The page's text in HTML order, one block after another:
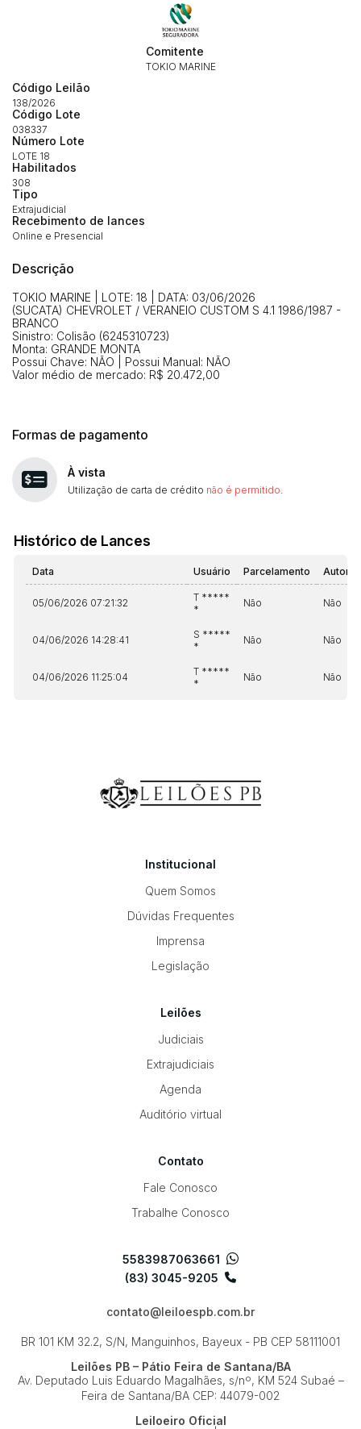
Comitente
TOKIO MARINE
Código Leilão
138/2026
Código Lote
038337
Número Lote
LOTE 18
Habilitados
308
Tipo
Extrajudicial
Recebimento de lances
Online e Presencial
Descrição
TOKIO MARINE | LOTE: 18 | DATA: 03/06/2026
(SUCATA) CHEVROLET / VERANEIO CUSTOM S 4.1 1986/1987 -
BRANCO
Sinistro: Colisão (6245310723)
Monta: GRANDE MONTA
Possui Chave: NÃO | Possui Manual: NÃO
Valor médio de mercado: R$ 20.472,00
Formas de pagamento
À vista
Utilização de carta de crédito não é permitido
Histórico de Lances
Data Usuário Parcelamento
05/06/2026 07:21:32
T *****
*
Não Não
04/06/2026 14:28:41
S *****
*
Não Não
04/06/2026 11:25:04
T *****
*
Não Não
Envie sua Proposta
(Art. 895, CPC)
Histórico de Propostas
Data
Clique aqui para fazer login
Habilite-se para efetuar lances ou
Institucional
Quem Somos
Dúvidas Frequentes
Imprensa
Legislação
Leilões
Judiciais
Extrajudiciais
Agenda
Auditório virtual
Contato
Fale Conosco
Trabalhe Conosco
5583987063661
(83) 3045-9205
contato@leiloespb.com.br
BR 101 KM 32.2, S/N, Manguinhos, Bayeux - PB CEP 58111001
Leilões PB – Pátio Feira de Santana/BA
Av. Deputado Luis Eduardo Magalhães, s/nº, KM 524Subaé –
Feira de Santana/BA CEP: 44079-002
Leiloeiro Oficial